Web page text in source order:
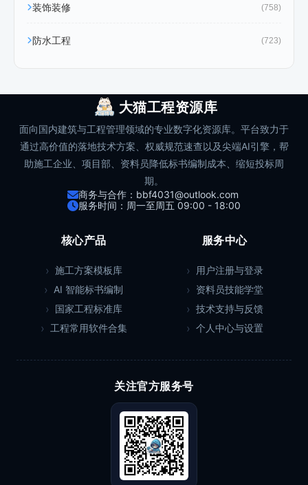
装饰装修 (758)
防水工程 (723)
大猫工程资源库
面向国内建筑与工程管理领域的专业数字化资源库。平台致力于
通过高价值的落地技术方案、权威规范速查以及尖端AI引擎，帮
助施工企业、项目部、资料员降低标书编制成本、缩短投标周
期。
商务与合作：bbf4031@outlook.com
服务时间：周一至周五 09:00 - 18:00
核心产品
施工方案模板库
AI 智能标书编制
国家工程标准库
工程常用软件合集
服务中心
用户注册与登录
资料员技能学堂
技术支持与反馈
个人中心与设置
关注官方服务号